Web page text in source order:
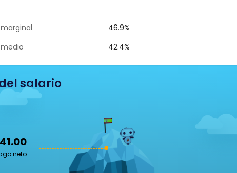
46.9%
42.4%
salario
neto